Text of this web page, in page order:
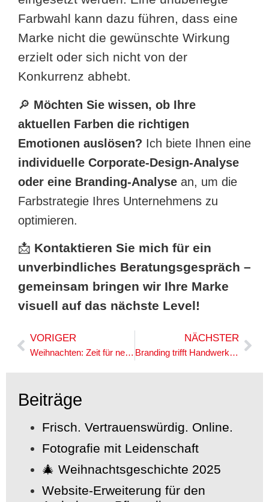
Farbwahl kann dazu führen, dass eine
Marke nicht die gewünschte Wirkung
erzielt oder sich nicht von der
Konkurrenz abhebt.
🔎 Möchten Sie wissen, ob Ihre
aktuellen Farben die richtigen
Emotionen auslösen? Ich biete Ihnen eine
individuelle Corporate-Design-Analyse
oder eine Branding-Analyse an, um die
Farbstrategie Ihres Unternehmens zu
optimieren.
📩 Kontaktieren Sie mich für ein
unverbindliches Beratungsgespräch –
gemeinsam bringen wir Ihre Marke
visuell auf das nächste Level!
VORIGER
Weihnachten: Zeit für neue Ideen und alte Werte.
NÄCHSTER
Branding trifft Handwerk. Die neue Visitenkarte für Andorfer Bauunternehmen.
Beiträge
Frisch. Vertrauenswürdig. Online.
Fotografie mit Leidenschaft
🎄 Weihnachtsgeschichte 2025
Website-Erweiterung für den